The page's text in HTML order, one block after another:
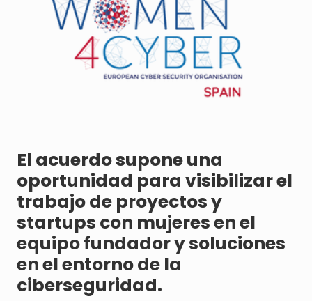
El acuerdo supone una
oportunidad para visibilizar el
trabajo de proyectos y
startups con mujeres en el
equipo fundador y soluciones
en el entorno de la
ciberseguridad.